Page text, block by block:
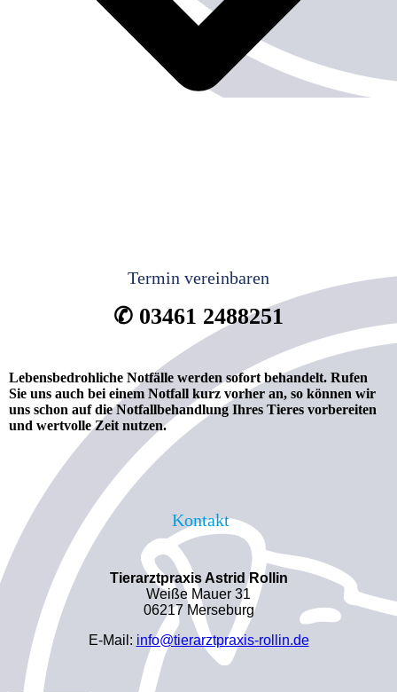
Termin vereinbaren
✆ 03461 2488251
Lebensbedrohliche Notfälle werden sofort behandelt. Rufen
Sie uns auch bei einem Notfall kurz vorher an, so können wir
uns schon auf die Notfallbehandlung Ihres Tieres vorbereiten
und wertvolle Zeit nutzen.
Kontakt
Tierarztpraxis Astrid Rollin
Weiße Mauer 31
06217 Merseburg
E-Mail: info@tierarztpraxis-rollin.de